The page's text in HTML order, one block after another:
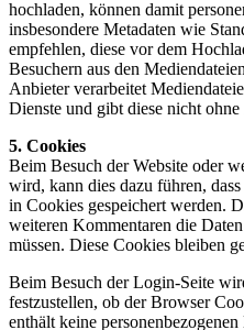
hochladen, können damit
insbesondere Metadaten wie
empfehlen, diese vor dem
Besuchern aus den
Anbieter verarbeitet
Dienste und gibt diese nicht
5. Cookies
Beim Besuch der Website oder
wird, kann dies dazu führen,
in Cookies gespeichert werden.
weiteren Kommentaren die
müssen. Diese Cookies bleiben
Beim Besuch der Login-Seite
festzustellen, ob der Browser
enthält keine personenbezogenen